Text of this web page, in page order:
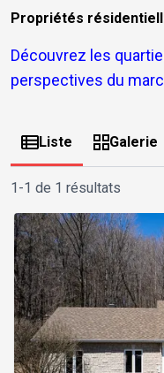
Propriétés
Découvrez les
perspectives du
Liste Galerie
1-1 de 1 résultats